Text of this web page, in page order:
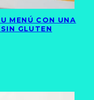
MENÚ CON UNA
GLUTEN